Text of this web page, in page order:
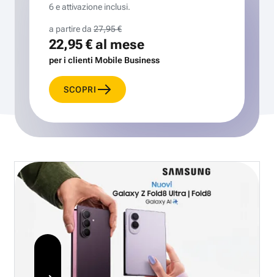
6 e attivazione inclusi.
a partire da 27,95 €
22,95 €al mese
per i clienti Mobile Business
SCOPRI